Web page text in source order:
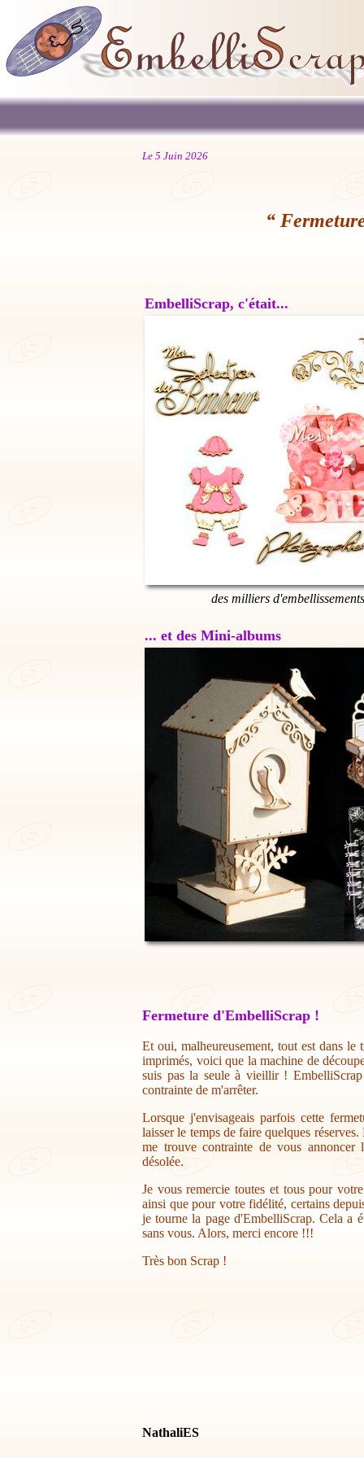
Le 5 Juin 2026
“
EmbelliScrap, c'était...
des milliers
... et des Mini-albums
Fermeture d'EmbelliScrap !
Et oui, malheureusement, tout est dans
imprimés, voici que la machine de
suis pas la seule à vieillir !
contrainte de m'arrêter.
Lorsque j'envisageais parfois cette
laisser le temps de faire quelques
me trouve contrainte de vous annoncer
désolée.
Je vous remercie toutes et tous pour
ainsi que pour votre fidélité, certains
je tourne la page d'EmbelliScrap. Cela a
sans vous. Alors, merci encore !!!
Très bon Scrap !
NathaliES